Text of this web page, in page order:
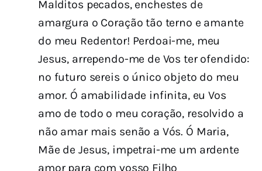
Malditos pecados, enchestes de
amargura o Coração tão terno e amante
do meu Redentor! Perdoai-me, meu
Jesus, arrependo-me de Vos ter ofendido:
no futuro sereis o único objeto do meu
amor. Ó amabilidade infinita, eu Vos
amo de todo o meu coração, resolvido a
não amar mais senão a Vós. Ó Maria,
Mãe de Jesus, impetrai-me um ardente
amor para com vosso Filho